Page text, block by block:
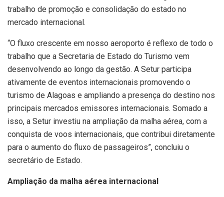
trabalho de promoção e consolidação do estado no
mercado internacional.
“O fluxo crescente em nosso aeroporto é reflexo de todo o
trabalho que a Secretaria de Estado do Turismo vem
desenvolvendo ao longo da gestão. A Setur participa
ativamente de eventos internacionais promovendo o
turismo de Alagoas e ampliando a presença do destino nos
principais mercados emissores internacionais. Somado a
isso, a Setur investiu na ampliação da malha aérea, com a
conquista de voos internacionais, que contribui diretamente
para o aumento do fluxo de passageiros”, concluiu o
secretário de Estado.
Ampliação da malha aérea internacional